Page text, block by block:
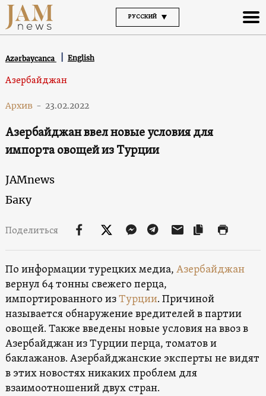
РУССКИЙ
Azərbaycanca English
Азербайджан
Архив - 23.02.2022
Азербайджан ввел новые условия для
импорта овощей из Турции
JAMnews
Баку
Поделиться
По информации турецких медиа, Азербайджан
вернул 64 тонны свежего перца,
импортированного изТурции. Причиной
называется обнаружение вредителей в партии
овощей. Также введены новые условия на ввоз в
Азербайджан из Турции перца, томатов и
баклажанов. Азербайджанские эксперты не видят
в этих новостях никаких проблем для
взаимоотношений двух стран.